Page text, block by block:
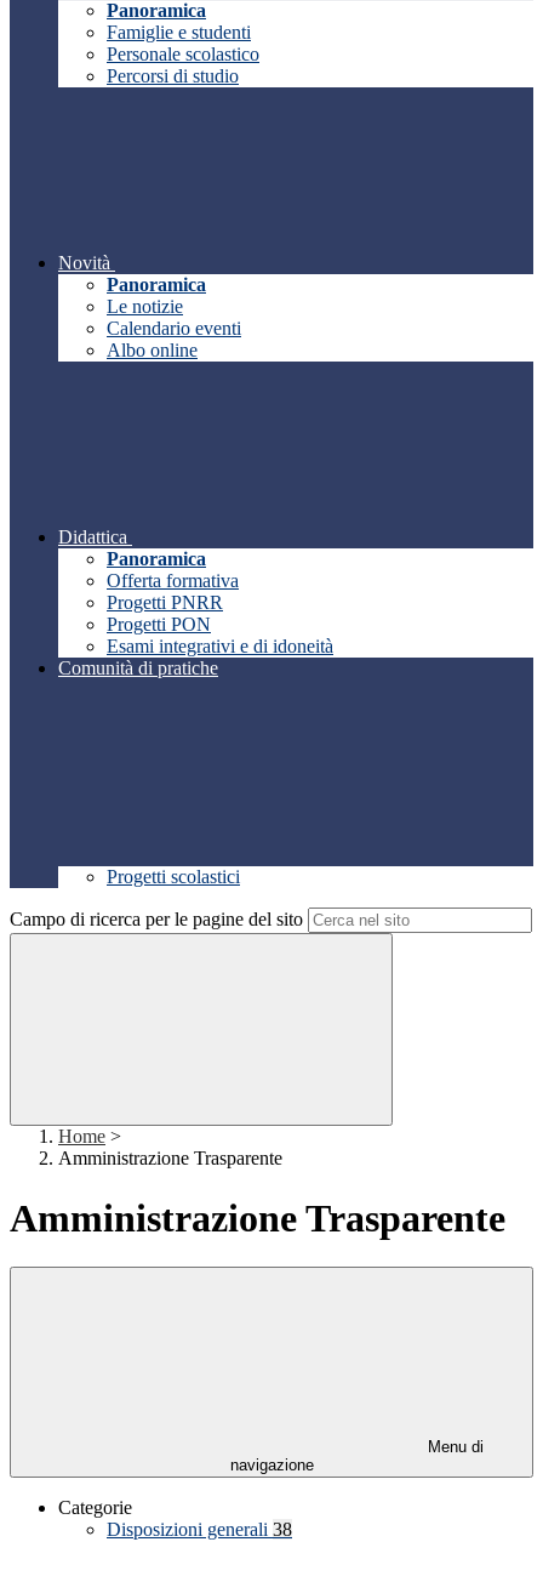
Panoramica
Famiglie e studenti
Personale scolastico
Percorsi di studio
Novità
Panoramica
Le notizie
Calendario eventi
Albo online
Didattica
Panoramica
Offerta formativa
Progetti PNRR
Progetti PON
Esami integrativi e di idoneità
Comunità di pratiche
Progetti scolastici
Campo di ricerca per le pagine del sito
Home >
Amministrazione Trasparente
Amministrazione Trasparente
Menu di
navigazione
Categorie
Disposizioni generali 38